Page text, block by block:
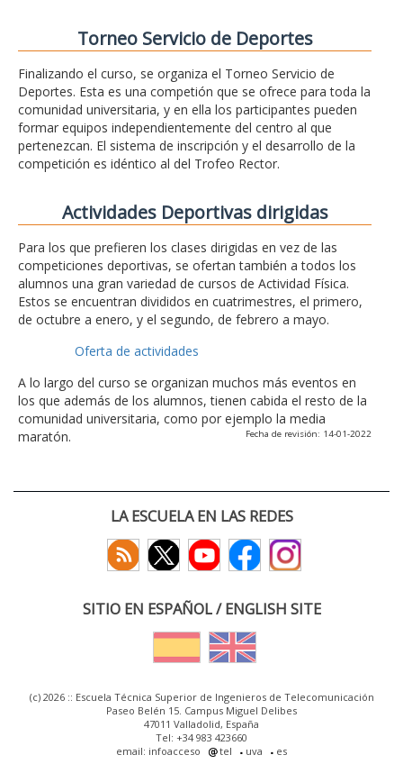
Torneo Servicio de Deportes
Finalizando el curso, se organiza el Torneo Servicio de
Deportes. Esta es una competión que se ofrece para toda la
comunidad universitaria, y en ella los participantes pueden
formar equipos independientemente del centro al que
pertenezcan. El sistema de inscripción y el desarrollo de la
competición es idéntico al del Trofeo Rector.
Actividades Deportivas dirigidas
Para los que prefieren los clases dirigidas en vez de las
competiciones deportivas, se ofertan también a todos los
alumnos una gran variedad de cursos de Actividad Física.
Estos se encuentran divididos en cuatrimestres, el primero,
de octubre a enero, y el segundo, de febrero a mayo.
Oferta de actividades
A lo largo del curso se organizan muchos más eventos en
los que además de los alumnos, tienen cabida el resto de la
comunidad universitaria, como por ejemplo la media
maratón.
Fecha de revisión: 14-01-2022
LA ESCUELA EN LAS REDES
SITIO EN ESPAÑOL / ENGLISH SITE
(c) 2026 :: Escuela Técnica Superior de Ingenieros de Telecomunicación
Paseo Belén 15. Campus Miguel Delibes
47011 Valladolid, España
Tel: +34 983 423660
email: infoacceso
tel uva es